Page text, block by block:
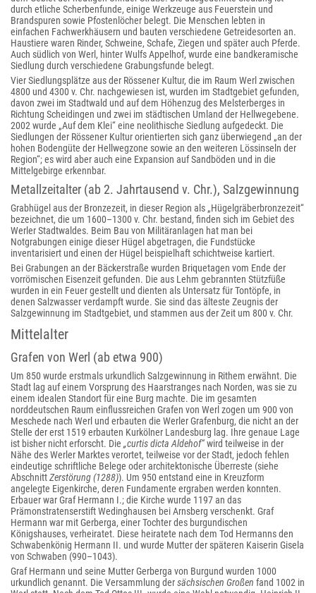
durch etliche Scherbenfunde, einige Werkzeuge aus Feuerstein und
Brandspuren sowie Pfostenlöcher belegt. Die Menschen lebten in
einfachen Fachwerkhäusern und bauten verschiedene Getreidesorten an.
Haustiere waren Rinder, Schweine, Schafe, Ziegen und später auch Pferde.
Auch südlich von Werl, hinter Wulfs Appelhof, wurde eine bandkeramische
Siedlung durch verschiedene Grabungsfunde belegt.
Vier Siedlungsplätze aus der Rössener Kultur, die im Raum Werl zwischen
4800 und 4300 v. Chr. nachgewiesen ist, wurden im Stadtgebiet gefunden,
davon zwei im Stadtwald und auf dem Höhenzug des Melsterberges in
Richtung Scheidingen und zwei im städtischen Umland der Hellwegebene.
2002 wurde „Auf dem Klei“ eine neolithische Siedlung aufgedeckt. Die
Siedlungen der Rössener Kultur orientierten sich ganz überwiegend „an der
hohen Bodengüte der Hellwegzone sowie an den weiteren Lössinseln der
Region“; es wird aber auch eine Expansion auf Sandböden und in die
Mittelgebirge erkennbar.
Metallzeitalter (ab 2. Jahrtausend v. Chr.), Salzgewinnung
Grabhügel aus der Bronzezeit, in dieser Region als „Hügelgräberbronzezeit“
bezeichnet, die um 1600–1300 v. Chr. bestand, finden sich im Gebiet des
Werler Stadtwaldes. Beim Bau von Militäranlagen hat man bei
Notgrabungen einige dieser Hügel abgetragen, die Fundstücke
inventarisiert und einen der Hügel beispielhaft schichtweise kartiert.
Bei Grabungen an der Bäckerstraße wurden Briquetagen vom Ende der
vorrömischen Eisenzeit gefunden. Die aus Lehm gebrannten Stützfüße
wurden in ein Feuer gestellt und dienten als Untersatz für Tontöpfe, in
denen Salzwasser verdampft wurde. Sie sind das älteste Zeugnis der
Salzgewinnung im Stadtgebiet, und stammen aus der Zeit um 800 v. Chr.
Mittelalter
Grafen von Werl (ab etwa 900)
Um 850 wurde erstmals urkundlich Salzgewinnung in Rithem erwähnt. Die
Stadt lag auf einem Vorsprung des Haarstranges nach Norden, was sie zu
einem idealen Standort für eine Burg machte. Die im gesamten
norddeutschen Raum einflussreichen Grafen von Werl zogen um 900 von
Meschede nach Werl und erbauten die Werler Grafenburg, die nicht an der
Stelle der erst 1519 erbauten Kurkölner Landesburg lag. Ihre genaue Lage
ist bisher nicht erforscht. Die „curtis dicta Aldehof“wird teilweise in der
Nähe des Werler Marktes verortet, teilweise vor der Stadt, jedoch fehlen
eindeutige schriftliche Belege oder architektonische Überreste (siehe
AbschnittZerstörung (1288)). Um 950 entstand eine in Kreuzform
angelegte Eigenkirche, deren Fundamente ergraben werden konnten.
Erbauer war Graf Hermann I.; die Kirche wurde 1197 an das
Prämonstratenserstift Wedinghausen bei Arnsberg verschenkt. Graf
Hermann war mit Gerberga, einer Tochter des burgundischen
Königshauses, verheiratet. Diese heiratete nach dem Tod Hermanns den
Schwabenkönig Hermann II. und wurde Mutter der späteren Kaiserin Gisela
von Schwaben (990–1043).
Graf Hermann und seine Mutter Gerberga von Burgund wurden 1000
urkundlich genannt. Die Versammlung dersächsischen Großen fand 1002 in